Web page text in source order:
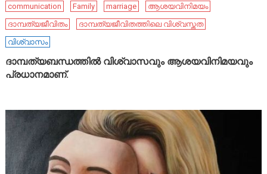
communication Family marriage
ആശയവിനിമയം
ദാമ്പത്യജീവിതം
ദാമ്പത്യജീവിതത്തിലെ വിശ്വസ്തത
വിശ്വാസം
ദാമ്പത്യബന്ധത്തിൽ വിശ്വാസവും ആശയവിനിമയവും
പ്രധാനമാണ്.